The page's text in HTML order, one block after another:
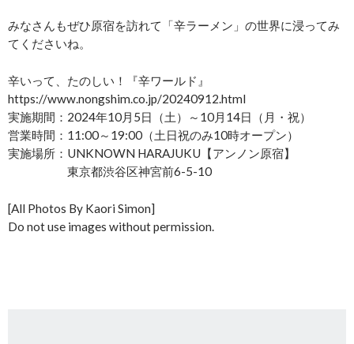
みなさんもぜひ原宿を訪れて「辛ラーメン」の世界に浸ってみ
てくださいね。
辛いって、たのしい！『辛ワールド』
https://www.nongshim.co.jp/20240912.html
実施期間：2024年10月5日（土）～10月14日（月・祝）
営業時間：11:00～19:00（土日祝のみ10時オープン）
実施場所：UNKNOWN HARAJUKU【アンノン原宿】
東京都渋谷区神宮前6-5-10
[All Photos By Kaori Simon]
Do not use images without permission.